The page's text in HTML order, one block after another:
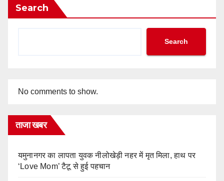
Search
Search
No comments to show.
ताजा खबर
यमुनानगर का लापता युवक नीलोखेड़ी नहर में मृत मिला, हाथ पर
‘Love Mom’ टैटू से हुई पहचान